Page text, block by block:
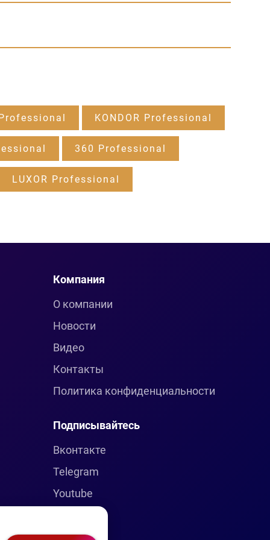
KONDOR Professional
360 Professional
LUXOR Professional
Компания
О компании
Новости
Видео
Контакты
Политика конфиденциальности
Подписывайтесь
Вконтакте
Telegram
Youtube